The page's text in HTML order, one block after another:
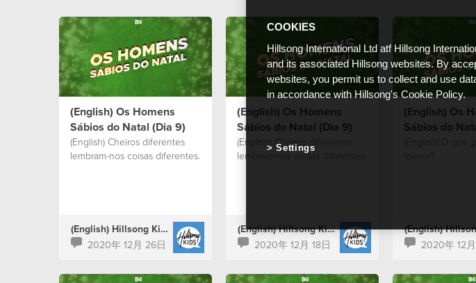
(English) Os Homens
Sábios do Natal (Dia 9)
(English) Cheiros diferentes
lembram-nos coisas diferentes.
(English) Hillsong Kids Portugal
2020年 12月 26日
(English) Os Homens
Sábios do Natal (Dia 9)
(English) Cheiros diferentes
lembram-nos coisas diferentes.
(English) Hillsong Kids Portugal
2020年 12月 18日
(English) Os
Sábios do
2020年 12月
COOKIES
Hillsong International Ltd atf Hillsong
and its associated Hillsong websites. By
websites, you permit us to collect and use
in accordance with Hillsong's Cookie Policy.
Settings